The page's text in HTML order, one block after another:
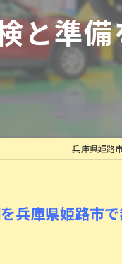
と準
兵庫県姫路
兵庫県姫路市